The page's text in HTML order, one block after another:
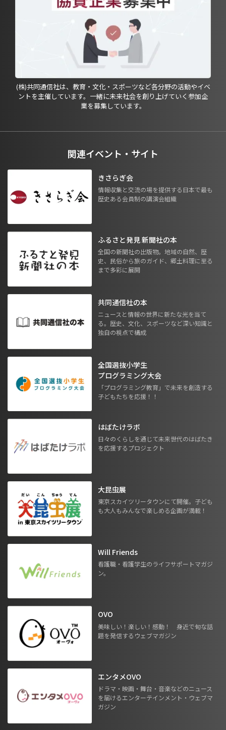
(株)共同通信社は、教育・文化・スポーツなど各分野の活動やイベ
ントを主催しています。一緒に未来社会を創り上げていく参加企
業を募集しています。
関連イベント・サイト
きさらぎ会
情報収集と交流の場を提供する日本で最も
歴史ある会員制の講演会組織
ふるさと発見 新聞社の本
全国の新聞社の出版物。地域の自然、歴
史、民俗から旅のガイド、郷土料理に至る
まで多彩に展開
共同通信社の本
ニュースと情報の世界に新たな光を当て
る。歴史、文化、スポーツなど深い知識と
独自の視点で構成
全国選抜小学生
プログラミング大会
「プログラミング教育」で未来を創造する
子どもたちを応援！！
はばたけラボ
日々のくらしを通じて未来世代のはばたき
を応援するプロジェクト
大昆虫展
東京スカイツリータウンにて開催。子ども
も大人もみんなで楽しめる企画が満載！
Will Friends
看護職・看護学生のライフサポートマガジ
ン。
OVO
美味しい！楽しい！感動！ 身近で旬な話
題を発信するウェブマガジン
エンタメOVO
ドラマ・映画・舞台・音楽などのニュース
を届けるエンターテインメント・ウェブマ
ガジン